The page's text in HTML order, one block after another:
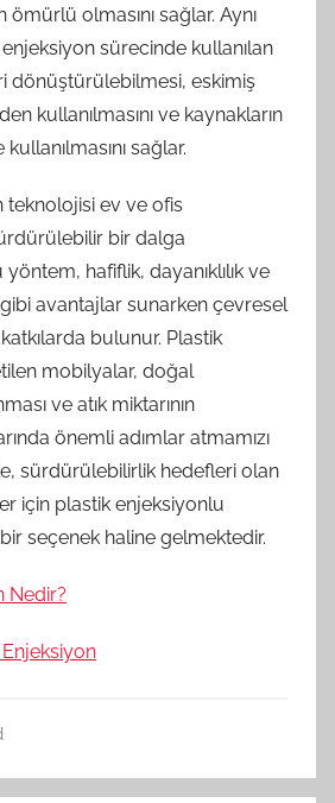
olmasını sağlar. Aynı
sürecinde kullanılan
dönüştürülebilmesi, eskimiş
kullanılmasını ve kaynakların
sağlar.
teknolojisi ev ve ofis
bir dalga
hafiflik, dayanıklılık ve
avantajlar sunarken çevresel
bulunur. Plastik
mobilyalar, doğal
ve atık miktarının
önemli adımlar atmamızı
sürdürülebilirlik hedefleri olan
için plastik enjeksiyonlu
seçenek haline gelmektedir.
Nedir?